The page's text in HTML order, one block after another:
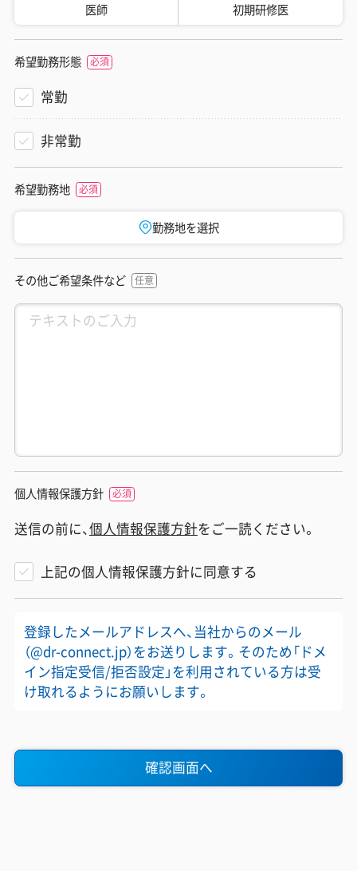
医師 初期研修医
希望勤務形態
常勤
非常勤
希望勤務地
勤務地を選択
その他ご希望条件など
個人情報保護方針
送信の前に、個人情報保護方針をご一読ください。
上記の個人情報保護方針に同意する
登録したメールアドレスへ、当社からのメール
（@dr-connect.jp）をお送りします。そのため「ドメ
イン指定受信/拒否設定」を利用されている方は受
け取れるようにお願いします。
確認画面へ